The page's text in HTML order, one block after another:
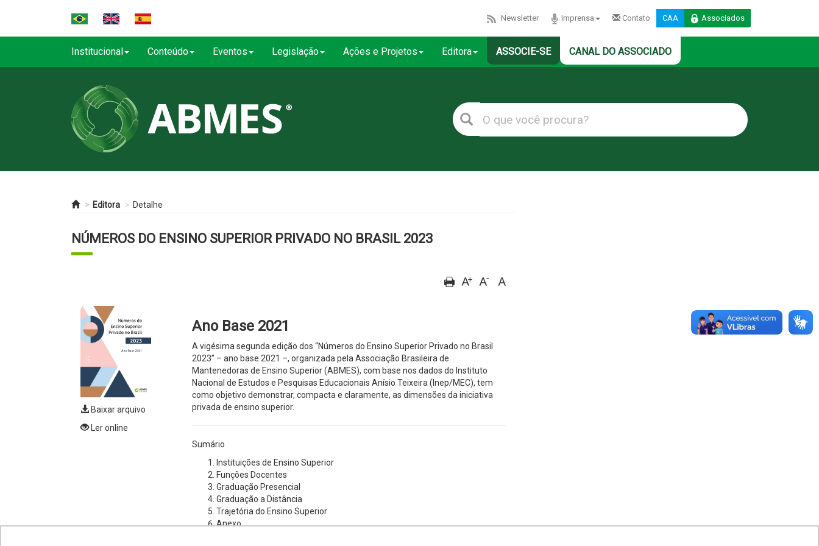
Newsletter Imprensa Contato CAA Associados
Institucional Conteúdo Eventos Legislação Ações e Projetos Editora ASSOCIE-SE CANAL DO ASSOCIADO
Editora Detalhe
NÚMEROS DO ENSINO SUPERIOR PRIVADO NO BRASIL 2023
Baixar arquivo
Ler online
Ano Base 2021
A vigésima segunda edição dos “Números do Ensino Superior Privado no Brasil
2023” – ano base 2021 –, organizada pela Associação Brasileira de
Mantenedoras de Ensino Superior (ABMES), com base nos dados do Instituto
Nacional de Estudos e Pesquisas Educacionais Anísio Teixeira (Inep/MEC), tem
como objetivo demonstrar, compacta e claramente, as dimensões da iniciativa
privada de ensino superior.
Sumário
Instituições de Ensino Superior
Funções Docentes
Graduação Presencial
Graduação a Distância
Trajetória do Ensino Superior
Anexo